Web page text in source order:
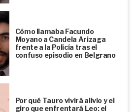
Cómo llamaba Facundo
Moyano a Candela Arizaga
frente a la Policía tras el
confuso episodio en Belgrano
Por qué Tauro vivirá alivio y el
giro que enfrentará Leo: el